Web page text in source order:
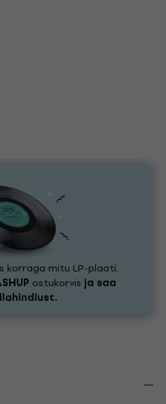
korraga mitu LP-plaati.
ostukorvis ja saa